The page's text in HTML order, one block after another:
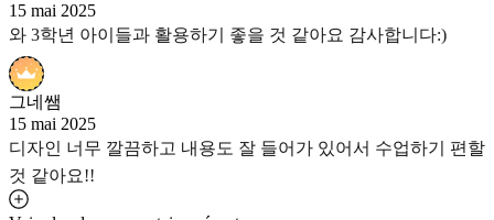
15 mai 2025
와 3학년 아이들과 활용하기 좋을 것 같아요 감사합니다:)
그네쌤
15 mai 2025
디자인 너무 깔끔하고 내용도 잘 들어가 있어서 수업하기 편할
것 같아요!!